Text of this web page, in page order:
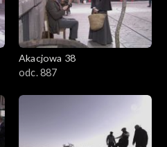
Akacjowa 38
odc. 887